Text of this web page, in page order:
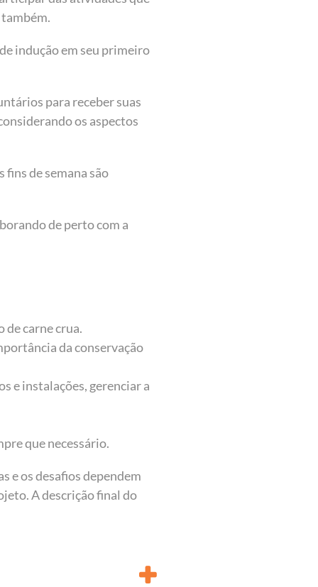
indução em seu primeiro
para receber suas
os aspectos
de semana são
de perto com a
carne crua.
da conservação
e instalações, gerenciar a
que necessário.
e os desafios dependem
A descrição final do